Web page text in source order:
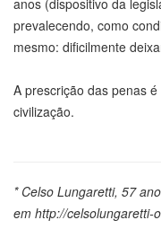
anos (dispositivo da
prevalecendo, como
mesmo: dificilmente
A prescrição das penas
civilização.
* Celso Lungaretti, 57
em http://celsolungaretti-